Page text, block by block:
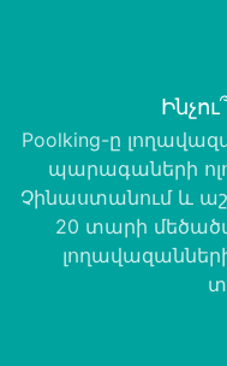
Poolking-ը
պարագաների
Չինաստանում և
20 տարի